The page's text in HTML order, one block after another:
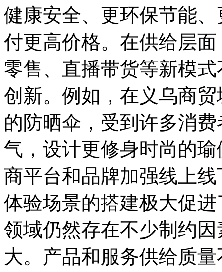
健康安全、更环保节能
付更高价格。在供给层
零售、直播带货等新模
创新。例如，在义乌商
的防晒伞，受到许多消
气，设计更修身时尚的
商平台和品牌加强线上
体验场景的搭建极大促
领域仍然存在不少制约
大。产品和服务供给质